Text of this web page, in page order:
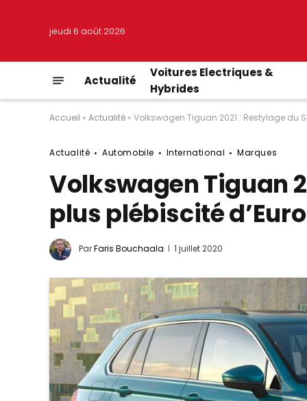
jeudi 6 août 2026
Actualité
Voitures Electriques &
Hybrides
Accueil » Actualité » Volkswagen Tiguan 2021 : Restylage du
Actualité Automobile International Marques
Volkswagen Tiguan
plus plébiscité
ParFaris Bouchaala 1 juillet 2020